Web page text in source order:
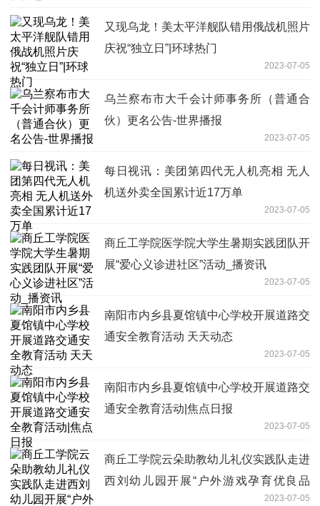
又现乌龙！美太平洋舰队错用俄战机照片
庆祝“独立日”|环球热门
2023-07-05
乌兰察布市大千会计师事务所（普通合
伙）更名公告-世界播报
2023-07-05
每日视讯：美团第四代无人机亮相 无人
机送外卖全国累计近17万单
2023-07-05
商丘工学院医学院大学生暑期实践团队开
展“爱心义诊进社区”活动_播资讯
2023-07-05
南阳市内乡县夏馆镇中心学校开展道路交
通安全教育活动 天天动态
2023-07-05
南阳市内乡县夏馆镇中心学校开展道路交
通安全教育活动|焦点日报
2023-07-05
商丘工学院云朵助教幼儿礼仪实践队走进
西刘幼儿园开展“户外游戏孕育优良品
2023-07-05